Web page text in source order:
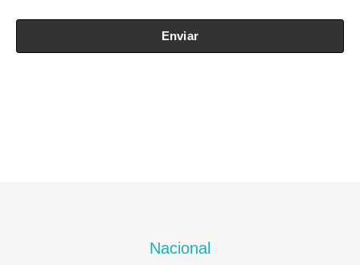
Nacional